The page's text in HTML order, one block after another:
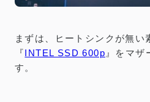
まずは、ヒートシンクが無い
『INTEL SSD 600p 』をマザ
す。